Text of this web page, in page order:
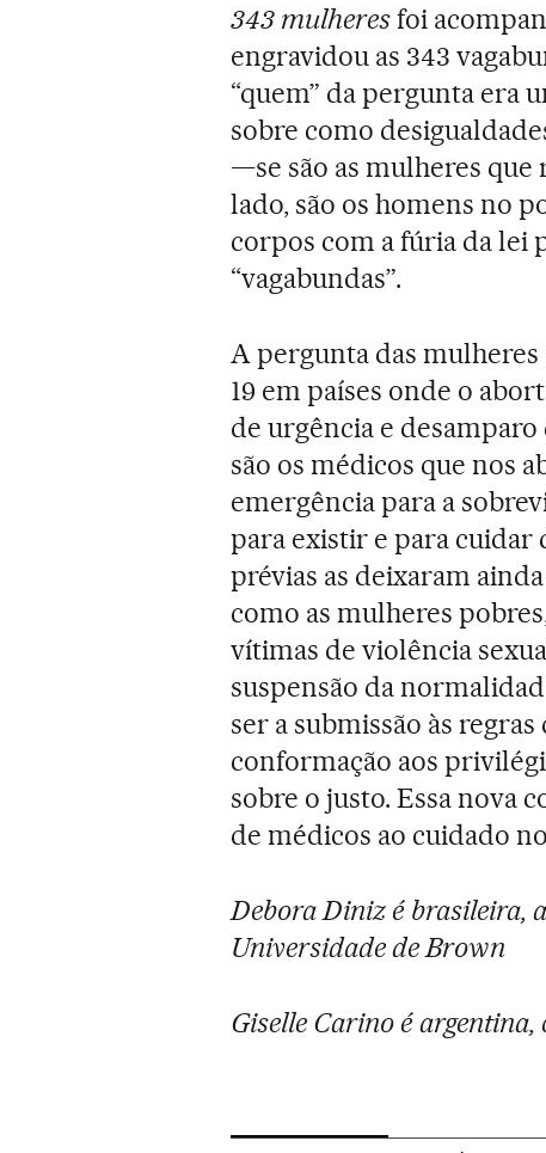
343 mulheresfoi
engravidou as 343
“quem” da pergunta era
sobre como
—se são as mulheres
lado, são os homens no
corpos com a fúria da lei
“vagabundas”.
A pergunta das
19 em países onde o
de urgência e desamparo
são os médicos que nos
emergência para a
para existir e para cuidar
prévias as deixaram
como as mulheres
vítimas de violência
suspensão da
ser a submissão às
conformação aos
sobre o justo. Essa nova
de médicos ao cuidado
Debora Diniz é brasileira,
Universidade de Brown
Giselle Carino é